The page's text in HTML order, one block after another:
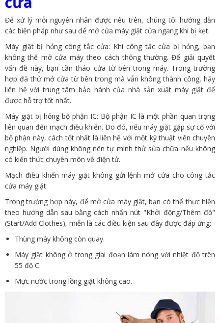
Để xử lý mỗi nguyên nhân được nêu trên, chúng tôi hướng dẫn
các biện pháp như sau để mở cửa máy giặt cửa ngang khi bị kẹt:
Máy giặt bị hỏng công tắc cửa: Khi công tắc cửa bị hỏng, bạn
không thể mở cửa máy theo cách thông thường. Để giải quyết
vấn đề này, bạn cần tháo cửa từ bên trong máy. Trong trường
hợp đã thử mở cửa từ bên trong mà vẫn không thành công, hãy
liên hệ với trung tâm bảo hành của nhà sản xuất máy giặt để
được hỗ trợ tốt nhất.
Máy giặt bị hỏng bộ phận IC: Bộ phận IC là một phần quan trọng
liên quan đến mạch điều khiển. Do đó, nếu máy giặt gặp sự cố với
bộ phận này, cách tốt nhất là liên hệ với một kỹ thuật viên chuyên
nghiệp. Người dùng không nên tự mình thử sửa chữa nếu không
có kiến thức chuyên môn về điện tử.
Mạch điều khiển máy giặt không gửi lệnh mở cửa cho công tắc
cửa máy giặt:
Trong trường hợp này, để mở cửa máy giặt, bạn có thể thực hiện
theo hướng dẫn sau bằng cách nhấn nút "Khởi động/Thêm đồ"
(Start/Add Clothes), miễn là các điều kiện sau đây được đáp ứng:
Thùng máy không còn quay.
Máy giặt không ở trong giai đoạn làm nóng với nhiệt độ trên
55 độ C.
Mực nước trong lồng giặt không cao.